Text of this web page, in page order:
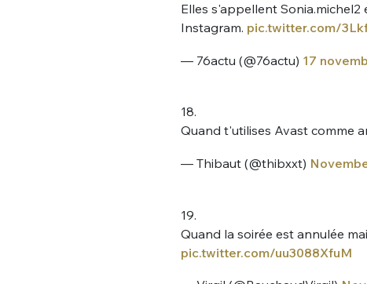
Elles s'appellent
Instagram. pic.twitter.com/
— 76actu (@76actu) 17
18.
Quand t'utilises Avast comme
— Thibaut (@thibxxt)
19.
Quand la soirée est annulée
pic.twitter.com/uu3088XfuM